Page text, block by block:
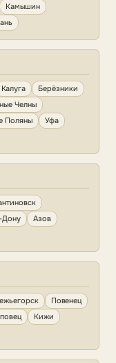
Камышин
Калуга
Берёзники
Челны
Поляны
Уфа
Дону
Азов
Повенец
Кижи